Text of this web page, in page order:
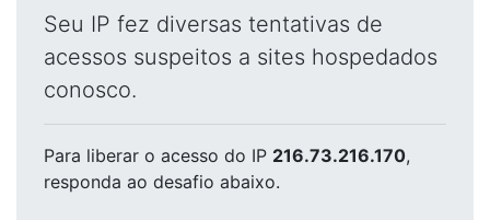
Seu IP fez diversas tentativas de
acessos suspeitos a sites hospedados
conosco.
Para liberar o acesso do IP 216.73.216.170,
responda ao desafio abaixo.